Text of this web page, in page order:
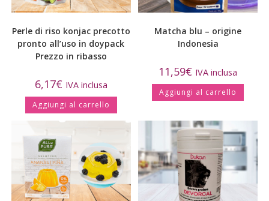
Perle di riso konjac precotto
pronto all’uso in doypack
Prezzo in ribasso
6,17€ IVA inclusa
Aggiungi al carrello
Matcha blu – origine
Indonesia
11,59€ IVA inclusa
Aggiungi al carrello